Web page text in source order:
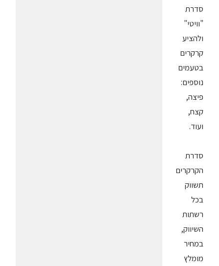
סדרת
"וויטי"
ולהציע
קרקרים
בטעמים
נוספים:
פיצה,
קצח,
ועוד.
סדרת
הקרקרים
תשווק
בכל
רשתות
השיווק,
במחיר
מומלץ